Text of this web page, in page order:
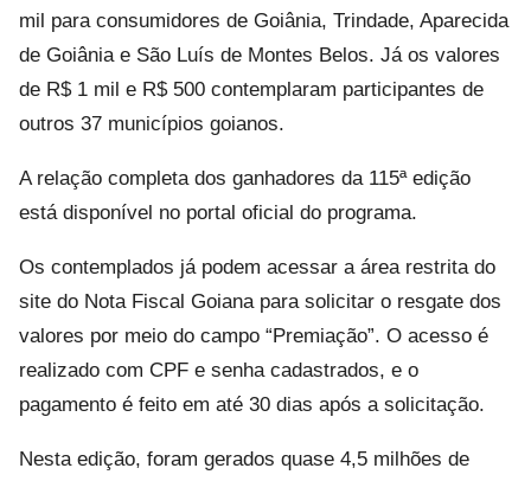
mil para consumidores de Goiânia, Trindade, Aparecida
de Goiânia e São Luís de Montes Belos. Já os valores
de R$ 1 mil e R$ 500 contemplaram participantes de
outros 37 municípios goianos.
A relação completa dos ganhadores da 115ª edição
está disponível no portal oficial do programa.
Os contemplados já podem acessar a área restrita do
site do Nota Fiscal Goiana para solicitar o resgate dos
valores por meio do campo “Premiação”. O acesso é
realizado com CPF e senha cadastrados, e o
pagamento é feito em até 30 dias após a solicitação.
Nesta edição, foram gerados quase 4,5 milhões de